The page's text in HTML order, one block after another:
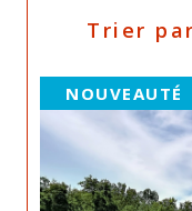
Trier par
NOUVEAUTÉ